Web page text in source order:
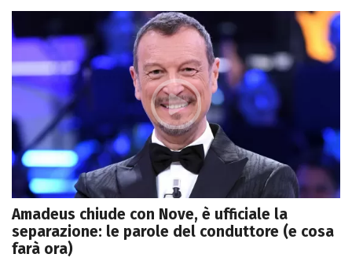
Amadeus chiude con Nove, è ufficiale la
separazione: le parole del conduttore (e cosa
farà ora)